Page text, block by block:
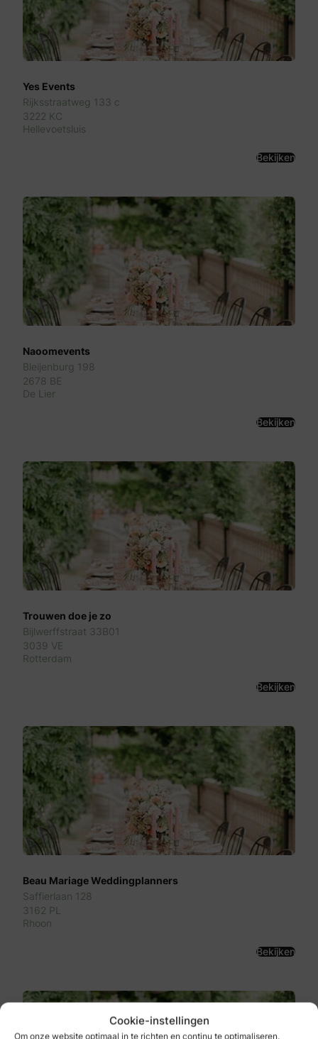
Cookie-instellingen
Om onze website optimaal in te richten en continu te optimaliseren,
Yes Events
Rijksstraatweg 133 c
3222 KC
Hellevoetsluis
Bekijken
Naoomevents
Bleijenburg 198
2678 BE
De Lier
Bekijken
Trouwen doe je zo
Bijlwerffstraat 33B01
3039 VE
Rotterdam
Bekijken
Beau Mariage Weddingplanners
Saffierlaan 128
3162 PL
Rhoon
Bekijken